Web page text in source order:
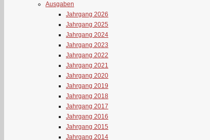
Ausgaben
Jahrgang 2026
Jahrgang 2025
Jahrgang 2024
Jahrgang 2023
Jahrgang 2022
Jahrgang 2021
Jahrgang 2020
Jahrgang 2019
Jahrgang 2018
Jahrgang 2017
Jahrgang 2016
Jahrgang 2015
Jahrgang 2014